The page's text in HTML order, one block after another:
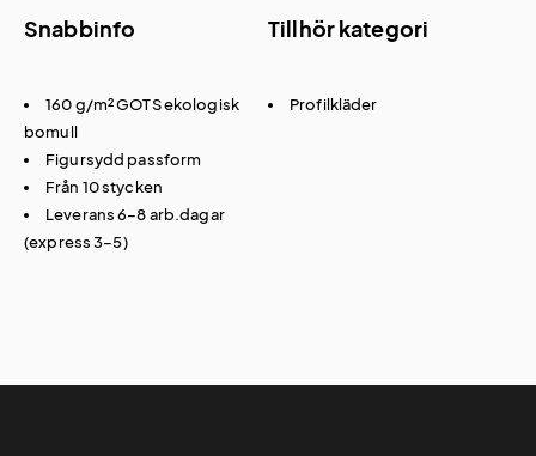
Snabbinfo
160 g/m² GOTS ekologisk
bomull
Figursydd passform
Från 10 stycken
Leverans 6–8 arb.dagar
(express 3–5)
Tillhör kategori
Profilkläder